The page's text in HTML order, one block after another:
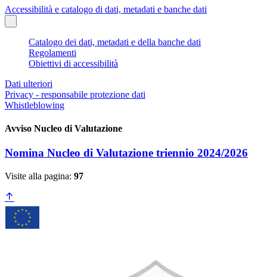
Accessibilità e catalogo di dati, metadati e banche dati
Catalogo dei dati, metadati e della banche dati
Regolamenti
Obiettivi di accessibilità
Dati ulteriori
Privacy - responsabile protezione dati
Whistleblowing
Avviso Nucleo di Valutazione
Nomina Nucleo di Valutazione triennio 2024/2026
Visite alla pagina: 97